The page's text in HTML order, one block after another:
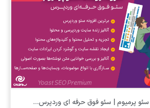
تومان
پرمیوم | سئو فوق حرفه ای وردپرس...